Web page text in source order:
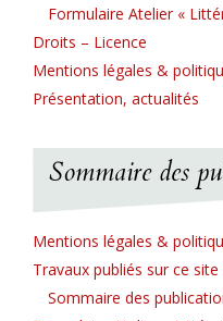
Formulaire Atelier «
Droits – Licence
Mentions légales &
Présentation, actualités
Sommaire des
Mentions légales &
Travaux publiés sur ce site
Sommaire des